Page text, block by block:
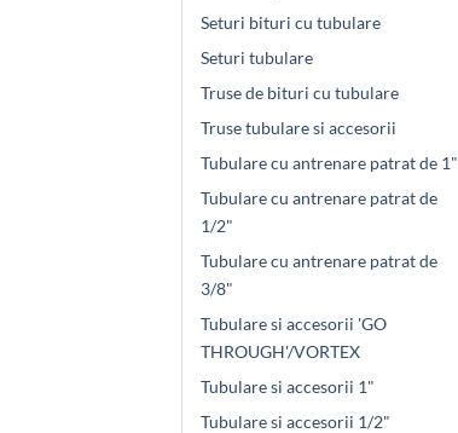
Seturi bituri cu tubulare
Seturi tubulare
Truse de bituri cu tubulare
Truse tubulare si accesorii
Tubulare cu antrenare patrat de 1"
Tubulare cu antrenare patrat de
1/2"
Tubulare cu antrenare patrat de
3/8"
Tubulare si accesorii 'GO
THROUGH'/VORTEX
Tubulare si accesorii 1"
Tubulare si accesorii 1/2"